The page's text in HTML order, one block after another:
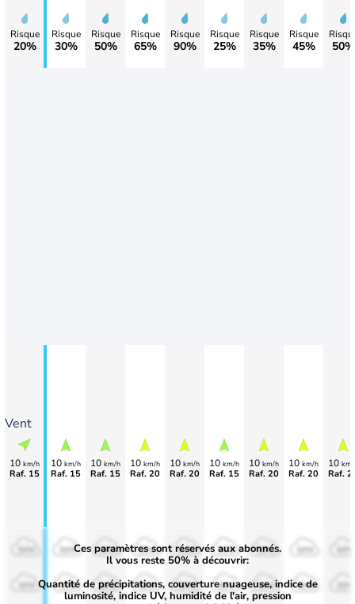
Vent
Risque
20%
10 km/h
Raf. 15
Risque
30%
10 km/h
Raf. 15
Risque
50%
10 km/h
Raf. 15
Risque
65%
10 km/h
Raf. 20
Risque
90%
10 km/h
Raf. 20
Risque
25%
10 km/h
Raf. 15
Risque
35%
10 km/h
Raf. 20
Risque
45%
10 km/h
Raf. 20
50%
10
Raf.
50%
30%
50%
30%
50%
30%
50%
30%
50%
30%
50%
30%
50%
30%
Ces paramètres sont réservés aux abonnés.
Il vous reste 50% à découvrir:
Quantité de précipitations, couverture nuageuse, indice de
luminosité, indice UV, humidité de l'air, pression